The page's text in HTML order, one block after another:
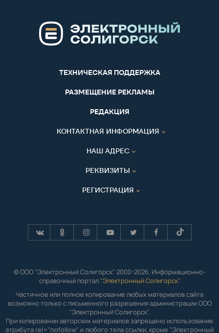
ТЕХНИЧЕСКАЯ ПОДДЕРЖКА
РАЗМЕЩЕНИЕ РЕКЛАМЫ
РЕДАКЦИЯ
КОНТАКТНАЯ ИНФОРМАЦИЯ
НАШ АДРЕС
РЕКВИЗИТЫ
РЕГИСТРАЦИЯ
© ООО "Электронный Солигорск" 2000-2026. Информационно-
справочный портал "Электронный Солигорск".
Частичное или полное копирование любых материалов сайта
возможно только с письменного разрешения администрации ООО
"Электронный Солигорск".
При копировании авторских материалов запрещено использование
атрибута rel="nofollow" и любого тела ссылки, кроме "Электронный